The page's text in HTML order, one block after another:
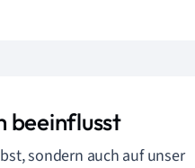
beeinflusst
sondern auch auf unser